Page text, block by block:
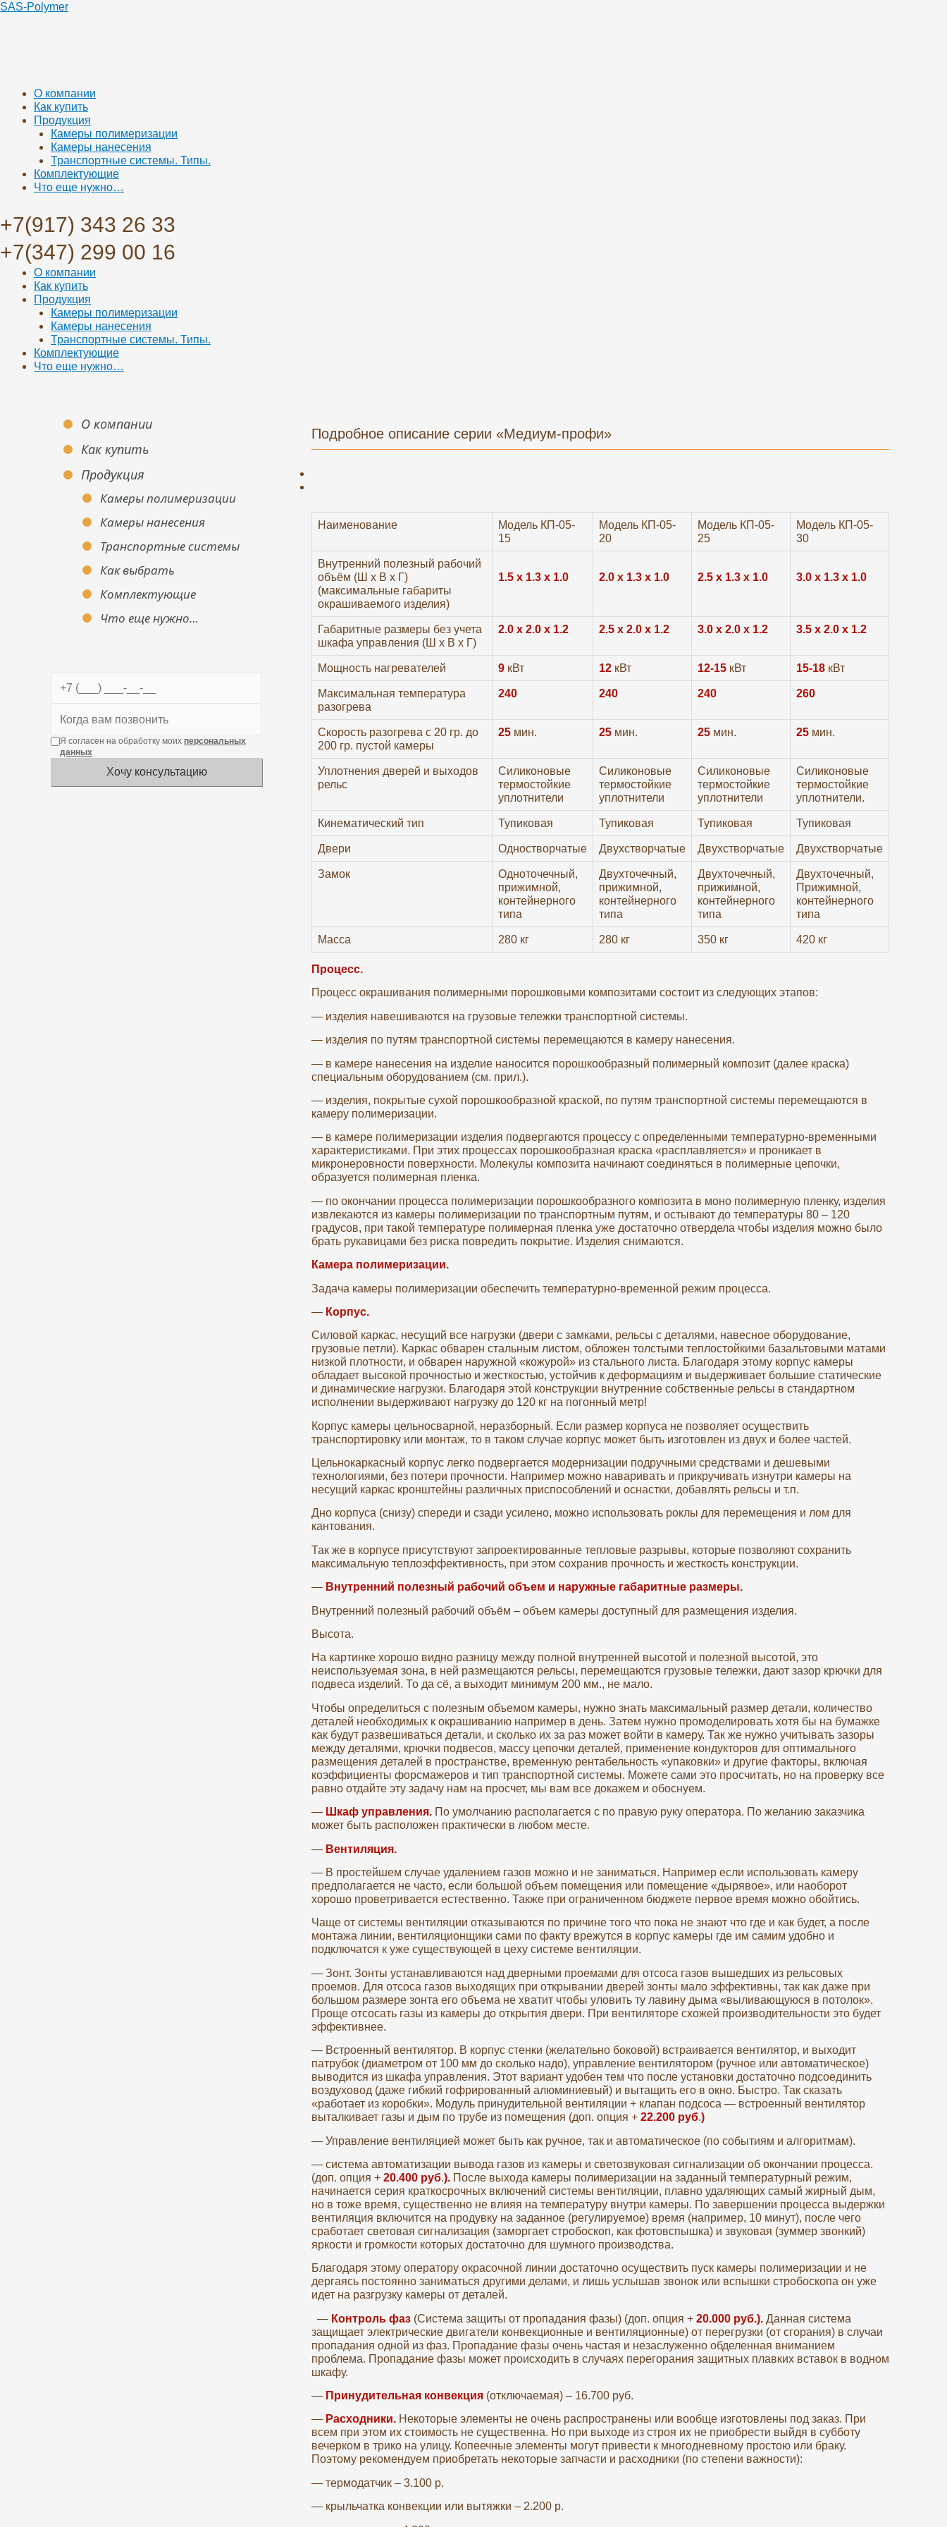
SAS-Polymer
Меню
О компании
Как купить
Продукция
Камеры полимеризации
Камеры нанесения
Транспортные системы. Типы.
Комплектующие
Что еще нужно…
+7(917) 343 26 33
+7(347) 299 00 16
Меню
О компании
Как купить
Продукция
Камеры полимеризации
Камеры нанесения
Транспортные системы. Типы.
Комплектующие
Что еще нужно…
О компании
Как купить
Продукция
Камеры полимеризации
Камеры нанесения
Транспортные системы
Как выбрать
Комплектующие
Что еще нужно…
Я согласен на обработку моих персональных
данных
Хочу консультацию
Подробное описание серии «Медиум-профи»
Наименование
Модель КП-05-
15
Модель КП-05-
20
Модель КП-05-
25
Модель КП-05-
30
Внутренний полезный рабочий
объём (Ш х В х Г)
(максимальные габариты
окрашиваемого изделия)
1.5 х 1.3 х 1.0 2.0 х 1.3 х 1.0 2.5 х 1.3 х 1.0 3.0 х 1.3 х 1.0
Габаритные размеры без учета
шкафа управления (Ш х В х Г)
2.0 х 2.0 х 1.2 2.5 х 2.0 х 1.2 3.0 х 2.0 х 1.2 3.5 х 2.0 х 1.2
Мощность нагревателей 9 кВт 12 кВт 12-15 кВт 15-18 кВт
Максимальная температура
разогрева
240 240 240 260
Скорость разогрева с 20 гр. до
200 гр. пустой камеры
25 мин. 25 мин. 25 мин. 25 мин.
Уплотнения дверей и выходов
рельс
Силиконовые
термостойкие
уплотнители
Силиконовые
термостойкие
уплотнители
Силиконовые
термостойкие
уплотнители
Силиконовые
термостойкие
уплотнители.
Кинематический тип Тупиковая Тупиковая Тупиковая Тупиковая
Двери Одностворчатые Двухстворчатые Двухстворчатые Двухстворчатые
Замок
Одноточечный,
прижимной,
контейнерного
типа
Двухточечный,
прижимной,
контейнерного
типа
Двухточечный,
прижимной,
контейнерного
типа
Двухточечный,
Прижимной,
контейнерного
типа
Масса 280 кг 280 кг 350 кг 420 кг
Процесс.
Процесс окрашивания полимерными порошковыми композитами состоит из следующих этапов:
— изделия навешиваются на грузовые тележки транспортной системы.
— изделия по путям транспортной системы перемещаются в камеру нанесения.
— в камере нанесения на изделие наносится порошкообразный полимерный композит (далее краска)
специальным оборудованием (см. прил.).
— изделия, покрытые сухой порошкообразной краской, по путям транспортной системы перемещаются в
камеру полимеризации.
— в камере полимеризации изделия подвергаются процессу с определенными температурно-временными
характеристиками. При этих процессах порошкообразная краска «расплавляется» и проникает в
микронеровности поверхности. Молекулы композита начинают соединяться в полимерные цепочки,
образуется полимерная пленка.
— по окончании процесса полимеризации порошкообразного композита в моно полимерную пленку, изделия
извлекаются из камеры полимеризации по транспортным путям, и остывают до температуры 80 – 120
градусов, при такой температуре полимерная пленка уже достаточно отвердела чтобы изделия можно было
брать рукавицами без риска повредить покрытие. Изделия снимаются.
Камера полимеризации.
Задача камеры полимеризации обеспечить температурно-временной режим процесса.
— Корпус.
Силовой каркас, несущий все нагрузки (двери с замками, рельсы с деталями, навесное оборудование,
грузовые петли). Каркас обварен стальным листом, обложен толстыми теплостойкими базальтовыми матами
низкой плотности, и обварен наружной «кожурой» из стального листа. Благодаря этому корпус камеры
обладает высокой прочностью и жесткостью, устойчив к деформациям и выдерживает большие статические
и динамические нагрузки. Благодаря этой конструкции внутренние собственные рельсы в стандартном
исполнении выдерживают нагрузку до 120 кг на погонный метр!
Корпус камеры цельносварной, неразборный. Если размер корпуса не позволяет осуществить
транспортировку или монтаж, то в таком случае корпус может быть изготовлен из двух и более частей.
Цельнокаркасный корпус легко подвергается модернизации подручными средствами и дешевыми
технологиями, без потери прочности. Например можно наваривать и прикручивать изнутри камеры на
несущий каркас кронштейны различных приспособлений и оснастки, добавлять рельсы и т.п.
Дно корпуса (снизу) спереди и сзади усилено, можно использовать роклы для перемещения и лом для
кантования.
Так же в корпусе присутствуют запроектированные тепловые разрывы, которые позволяют сохранить
максимальную теплоэффективность, при этом сохранив прочность и жесткость конструкции.
— Внутренний полезный рабочий объем и наружные габаритные размеры.
Внутренний полезный рабочий объём – объем камеры доступный для размещения изделия.
Высота.
На картинке хорошо видно разницу между полной внутренней высотой и полезной высотой, это
неиспользуемая зона, в ней размещаются рельсы, перемещаются грузовые тележки, дают зазор крючки для
подвеса изделий. То да сё, а выходит минимум 200 мм., не мало.
Чтобы определиться с полезным объемом камеры, нужно знать максимальный размер детали, количество
деталей необходимых к окрашиванию например в день. Затем нужно промоделировать хотя бы на бумажке
как будут развешиваться детали, и сколько их за раз может войти в камеру. Так же нужно учитывать зазоры
между деталями, крючки подвесов, массу цепочки деталей, применение кондукторов для оптимального
размещения деталей в пространстве, временную рентабельность «упаковки» и другие факторы, включая
коэффициенты форсмажеров и тип транспортной системы. Можете сами это просчитать, но на проверку все
равно отдайте эту задачу нам на просчет, мы вам все докажем и обоснуем.
— Шкаф управления. По умолчанию располагается с по правую руку оператора. По желанию заказчика
может быть расположен практически в любом месте.
— Вентиляция.
— В простейшем случае удалением газов можно и не заниматься. Например если использовать камеру
предполагается не часто, если большой объем помещения или помещение «дырявое», или наоборот
хорошо проветривается естественно. Также при ограниченном бюджете первое время можно обойтись.
Чаще от системы вентиляции отказываются по причине того что пока не знают что где и как будет, а после
монтажа линии, вентиляционщики сами по факту врежутся в корпус камеры где им самим удобно и
подключатся к уже существующей в цеху системе вентиляции.
— Зонт. Зонты устанавливаются над дверными проемами для отсоса газов вышедших из рельсовых
проемов. Для отсоса газов выходящих при открывании дверей зонты мало эффективны, так как даже при
большом размере зонта его объема не хватит чтобы уловить ту лавину дыма «выливающуюся в потолок».
Проще отсосать газы из камеры до открытия двери. При вентиляторе схожей производительности это будет
эффективнее.
— Встроенный вентилятор. В корпус стенки (желательно боковой) встраивается вентилятор, и выходит
патрубок (диаметром от 100 мм до сколько надо), управление вентилятором (ручное или автоматическое)
выводится из шкафа управления. Этот вариант удобен тем что после установки достаточно подсоединить
воздуховод (даже гибкий гофрированный алюминиевый) и вытащить его в окно. Быстро. Так сказать
«работает из коробки». Модуль принудительной вентиляции + клапан подсоса — встроенный вентилятор
выталкивает газы и дым по трубе из помещения (доп. опция + 22.200 руб.)
— Управление вентиляцией может быть как ручное, так и автоматическое (по событиям и алгоритмам).
— система автоматизации вывода газов из камеры и светозвуковая сигнализации об окончании процесса.
(доп. опция + 20.400 руб.). После выхода камеры полимеризации на заданный температурный режим,
начинается серия краткосрочных включений системы вентиляции, плавно удаляющих самый жирный дым,
но в тоже время, существенно не влияя на температуру внутри камеры. По завершении процесса выдержки
вентиляция включится на продувку на заданное (регулируемое) время (например, 10 минут), после чего
сработает световая сигнализация (заморгает стробоскоп, как фотовспышка) и звуковая (зуммер звонкий)
яркости и громкости которых достаточно для шумного производства.
Благодаря этому оператору окрасочной линии достаточно осуществить пуск камеры полимеризации и не
дергаясь постоянно заниматься другими делами, и лишь услышав звонок или вспышки стробоскопа он уже
идет на разгрузку камеры от деталей.
— Контроль фаз (Система защиты от пропадания фазы) (доп. опция + 20.000 руб.). Данная система
защищает электрические двигатели конвекционные и вентиляционные) от перегрузки (от сгорания) в случаи
пропадания одной из фаз. Пропадание фазы очень частая и незаслуженно обделенная вниманием
проблема. Пропадание фазы может происходить в случаях перегорания защитных плавких вставок в водном
шкафу.
— Принудительная конвекция (отключаемая) – 16.700 руб.
— Расходники. Некоторые элементы не очень распространены или вообще изготовлены под заказ. При
всем при этом их стоимость не существенна. Но при выходе из строя их не приобрести выйдя в субботу
вечерком в трико на улицу. Копеечные элементы могут привести к многодневному простою или браку.
Поэтому рекомендуем приобретать некоторые запчасти и расходники (по степени важности):
— термодатчик – 3.100 р.
— крыльчатка конвекции или вытяжки – 2.200 р.